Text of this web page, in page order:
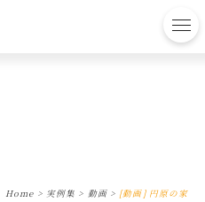
Home > 実例集 > 動画> [動画] 円原の家